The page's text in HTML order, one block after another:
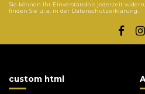
Sie können Ihr Einverständnis jederzeit
finden Sie u. a. in der Datenschutzerklärung.
custom html